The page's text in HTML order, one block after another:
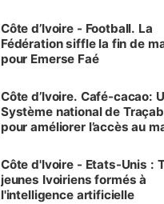
Côte d’Ivoire - Football. La
Fédération siffle la fin de
pour Emerse Faé
Côte d’Ivoire. Café-cacao:
Système national de
pour améliorer l’accès au
Côte d'Ivoire - Etats-Unis :
jeunes Ivoiriens formés à
l'intelligence artificielle